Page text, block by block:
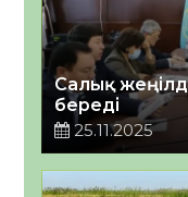
Салық
береді
25.11.2025